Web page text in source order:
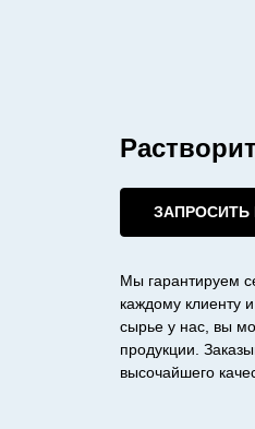
Мы гарантируем
каждому клиенту
сырье у нас, вы
продукции.
высочайшего